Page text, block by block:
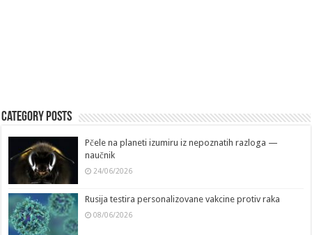
Category Posts
Pčele na planeti izumiru iz nepoznatih razloga —
naučnik
24/06/2026
Rusija testira personalizovane vakcine protiv raka
08/06/2026